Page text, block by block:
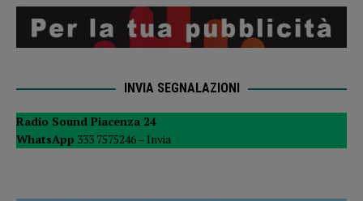
INVIA SEGNALAZIONI
Radio Sound Piacenza 24
WhatsApp 333 7575246 – Invia